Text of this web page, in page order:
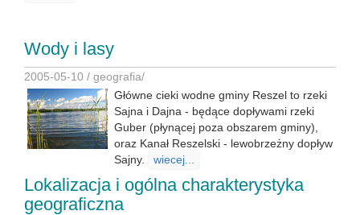
Wody i lasy
2005-05-10 / geografia/
Główne cieki wodne gminy Reszel to rzeki
Sajna i Dajna - będące dopływami rzeki
Guber (płynącej poza obszarem gminy),
oraz Kanał Reszelski - lewobrzeżny dopływ
Sajny.
wiecej...
Lokalizacja i ogólna charakterystyka
geograficzna